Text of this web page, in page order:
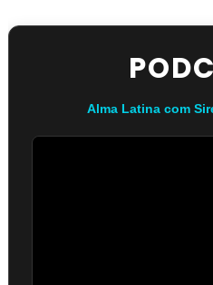
Alma Latina com